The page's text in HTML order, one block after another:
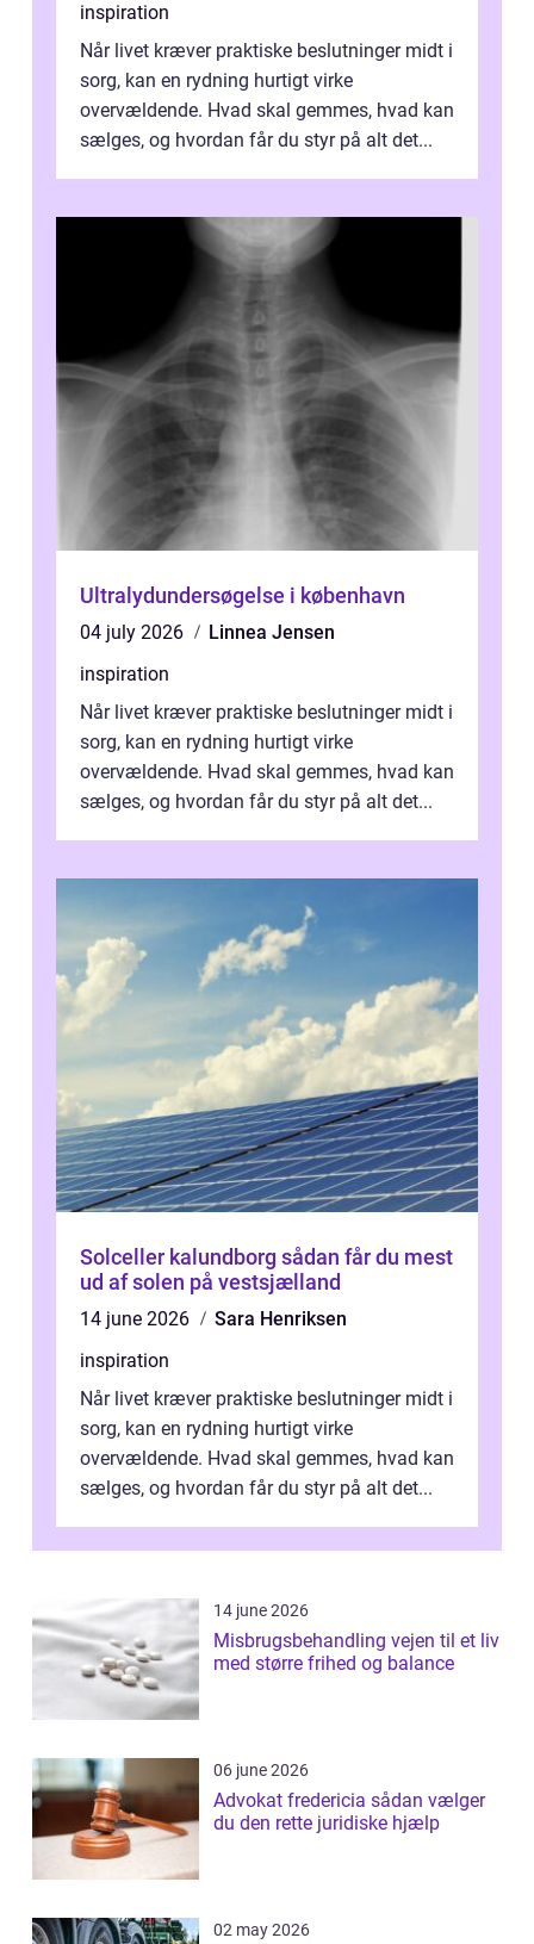
inspiration
Når livet kræver praktiske beslutninger midt i
sorg, kan en rydning hurtigt virke
overvældende. Hvad skal gemmes, hvad kan
sælges, og hvordan får du styr på alt det...
Ultralydundersøgelse i københavn
04 july 2026
Linnea Jensen
inspiration
Når livet kræver praktiske beslutninger midt i
sorg, kan en rydning hurtigt virke
overvældende. Hvad skal gemmes, hvad kan
sælges, og hvordan får du styr på alt det...
Solceller kalundborg sådan får du mest
ud af solen på vestsjælland
14 june 2026
Sara Henriksen
inspiration
Når livet kræver praktiske beslutninger midt i
sorg, kan en rydning hurtigt virke
overvældende. Hvad skal gemmes, hvad kan
sælges, og hvordan får du styr på alt det...
14 june 2026
Misbrugsbehandling vejen til et liv
med større frihed og balance
06 june 2026
Advokat fredericia sådan vælger
du den rette juridiske hjælp
02 may 2026